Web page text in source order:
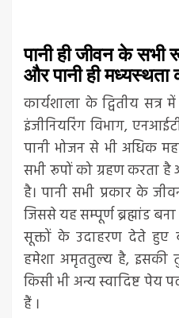
पानी ही जीवन के सभी
और पानी ही मध्यस्थता
कार्यशाला के द्वितीय सत्र
इंजीनियरिंग विभाग,
पानी भोजन से भी अधिक
सभी रूपों को ग्रहण करता है
है। पानी सभी प्रकार के
जिससे यह सम्पूर्ण ब्रह्मांड
सूक्तों के उदाहरण देते हुए
हमेशा अमृततुल्य है, इसकी
किसी भी अन्य स्वादिष्ट
हैं ।